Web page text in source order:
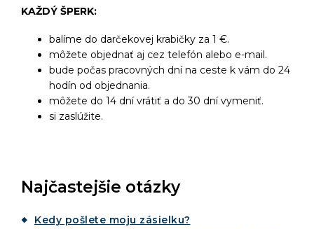
KAŽDÝ ŠPERK:
balíme do darčekovej krabičky za 1 €.
môžete objednať aj cez telefón alebo e-mail.
bude počas pracovných dní na ceste k vám do 24
hodín od objednania.
môžete do 14 dní vrátiť a do 30 dní vymeniť.
si zaslúžite.
Najčastejšie otázky
Kedy pošlete moju zásielku?